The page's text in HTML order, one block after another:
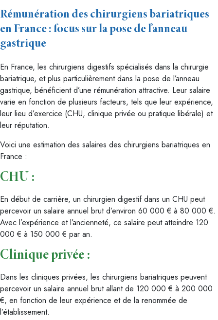
Rémunération des chirurgiens bariatriques
en France : focus sur la pose de l’anneau
gastrique
En France, les chirurgiens digestifs spécialisés dans la chirurgie
bariatrique, et plus particulièrement dans la pose de l’anneau
gastrique, bénéficient d’une rémunération attractive. Leur salaire
varie en fonction de plusieurs facteurs, tels que leur expérience,
leur lieu d’exercice (CHU, clinique privée ou pratique libérale) et
leur réputation.
Voici une estimation des salaires des chirurgiens bariatriques en
France :
CHU :
En début de carrière, un chirurgien digestif dans un CHU peut
percevoir un salaire annuel brut d’environ 60 000 € à 80 000 €.
Avec l’expérience et l’ancienneté, ce salaire peut atteindre 120
000 € à 150 000 € par an.
Clinique privée :
Dans les cliniques privées, les chirurgiens bariatriques peuvent
percevoir un salaire annuel brut allant de 120 000 € à 200 000
€, en fonction de leur expérience et de la renommée de
l’établissement.